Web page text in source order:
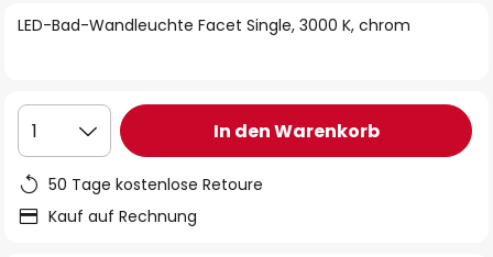
LED-Bad-Wandleuchte Facet Single, 3000 K, chrom
1 In den Warenkorb
50 Tage kostenlose Retoure
Kauf auf Rechnung